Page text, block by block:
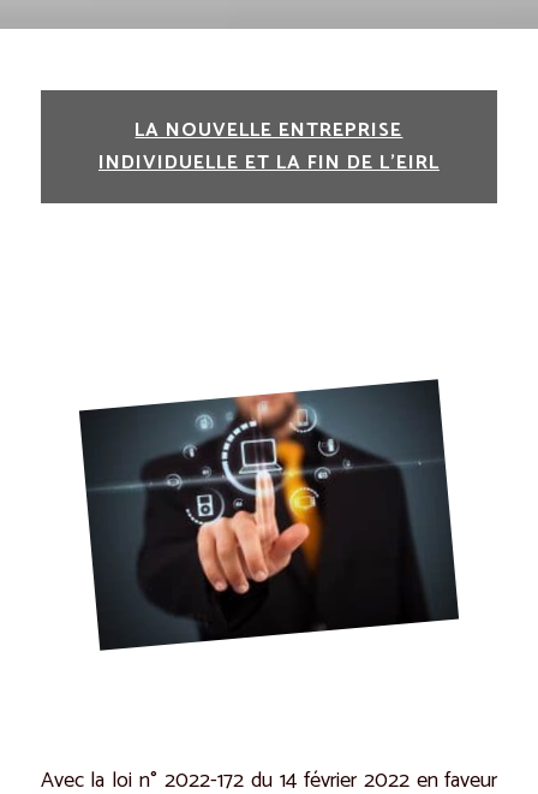
LA NOUVELLE ENTREPRISE
INDIVIDUELLE ET LA FIN DE L’EIRL
Avec la loi n° 2022-172 du 14 février 2022 en faveur